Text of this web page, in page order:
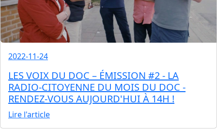
2022-11-24
LES VOIX DU DOC – ÉMISSION #2 - LA
RADIO-CITOYENNE DU MOIS DU DOC -
RENDEZ-VOUS AUJOURD'HUI À 14H !
Lire l'article